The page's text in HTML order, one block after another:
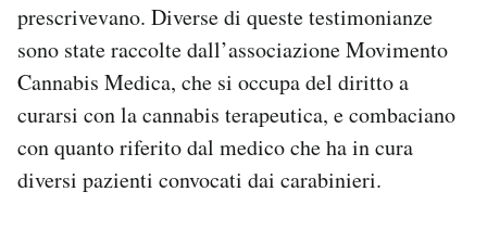
prescrivevano. Diverse di queste testimonianze
sono state raccolte dall’associazione Movimento
Cannabis Medica, che si occupa del diritto a
curarsi con la cannabis terapeutica, e combaciano
con quanto riferito dal medico che ha in cura
diversi pazienti convocati dai carabinieri.